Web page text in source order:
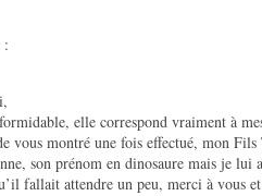
:
elle correspond vraiment à
vous montré une fois effectué, mon
son prénom en dinosaure mais je lui
fallait attendre un peu, merci à vous